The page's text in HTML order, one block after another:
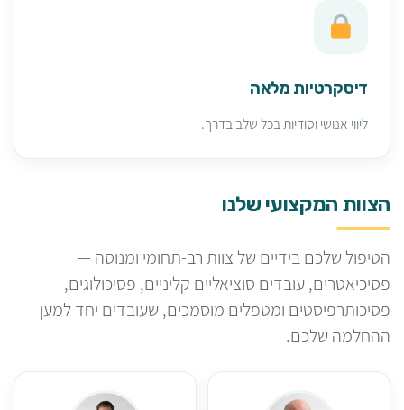
דיסקרטיות מלאה
ליווי אנושי וסודיות בכל שלב בדרך.
הצוות המקצועי שלנו
הטיפול שלכם בידיים של צוות רב-תחומי ומנוסה —
פסיכיאטרים, עובדים סוציאליים קליניים, פסיכולוגים,
פסיכותרפיסטים ומטפלים מוסמכים, שעובדים יחד למען
ההחלמה שלכם.